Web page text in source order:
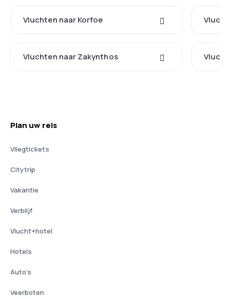
Vluchten naar Korfoe
Vluchten naar Zakynthos
Plan uw reis
Vliegtickets
Citytrip
Vakantie
Verblijf
Vlucht+hotel
Hotels
Auto's
Veerboten